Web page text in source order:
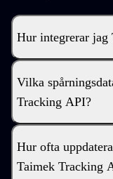
Hur integrerar jag
Vilka
Tracking API?
Hur ofta
Taimek Tracking